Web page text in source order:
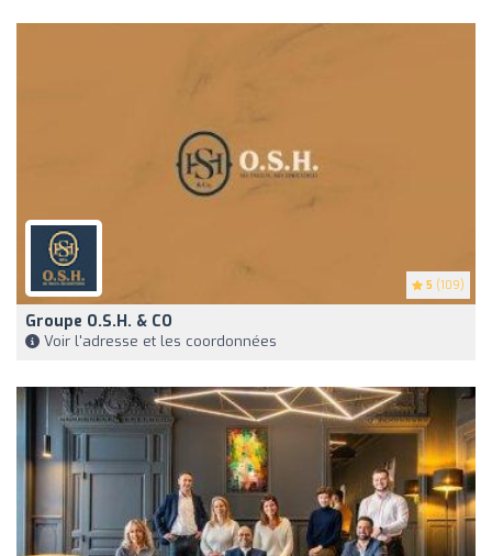
5 (109)
Groupe O.S.H. & CO
Voir l'adresse et les coordonnées